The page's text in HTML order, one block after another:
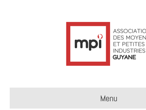
Menu